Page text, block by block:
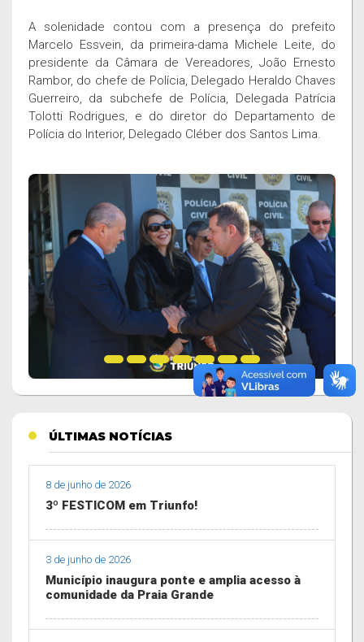
A solenidade contou com a presença do prefeito
Marcelo Essvein, da primeira-dama Michele Leite, do
presidente da Câmara de Vereadores, João Ernesto
Rambor, do chefe de Polícia, Delegado Heraldo Chaves
Guerreiro, da subchefe de Polícia, Delegada Patrícia
Tolotti Rodrigues, e do diretor do Departamento de
Polícia do Interior, Delegado Cléber dos Santos Lima.
NEXT
ÚLTIMAS NOTÍCIAS
8 de junho de 2026
3º FESTICOM em Triunfo!
3 de junho de 2026
Município inaugura ponte e amplia acesso à
comunidade da Praia Grande